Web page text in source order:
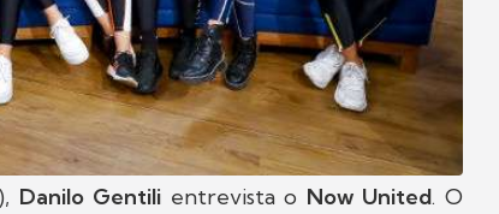
Danilo Gentili entrevista o Now United. O